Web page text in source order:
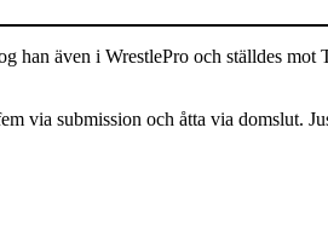
han även i WrestlePro och ställdes mot
via submission och åtta via domslut.